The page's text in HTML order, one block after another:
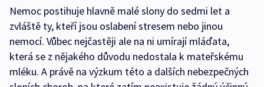
Nemoc postihuje hlavně malé slony do sedmi let a
zvláště ty, kteří jsou oslabení stresem nebo jinou
nemocí. Vůbec nejčastěji ale na ni umírají mláďata,
která se z nějakého důvodu nedostala k mateřskému
mléku. A právě na výzkum této a dalších nebezpečných